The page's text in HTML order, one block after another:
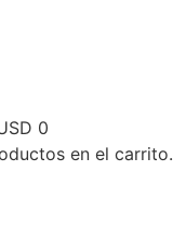
0
en el carrito.